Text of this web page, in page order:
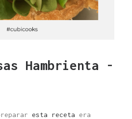
Hambrienta -
esta receta era